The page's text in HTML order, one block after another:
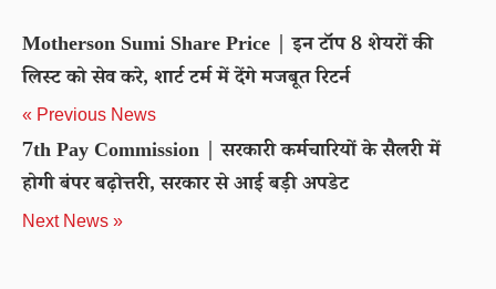
Motherson Sumi Share Price | इन टॉप 8 शेयरों की
लिस्ट को सेव करे, शार्ट टर्म में देंगे मजबूत रिटर्न
« Previous News
7th Pay Commission | सरकारी कर्मचारियों के सैलरी में
होगी बंपर बढ़ोत्तरी, सरकार से आई बड़ी अपडेट
Next News »